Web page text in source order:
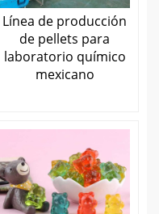
Línea de producción
de pellets para
laboratorio químico
mexicano